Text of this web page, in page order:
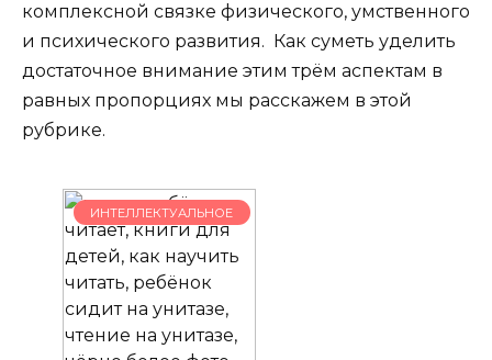
комплексной связке физического, умственного
и психического развития. Как суметь уделить
достаточное внимание этим трём аспектам в
равных пропорциях мы расскажем в этой
рубрике.
ИНТЕЛЛЕКТУАЛЬНОЕ